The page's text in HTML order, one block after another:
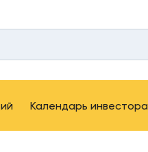
Календарь инвестора